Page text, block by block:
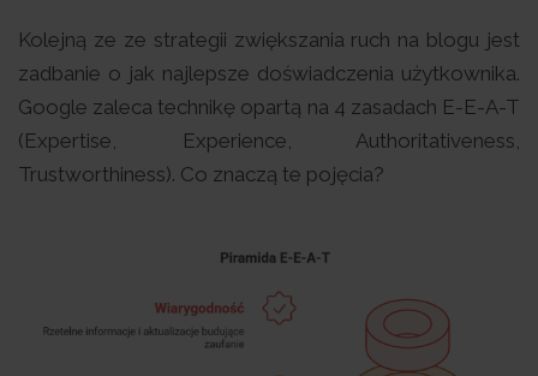
Kolejną ze ze strategii zwiększania ruch na blogu jest
zadbanie o jak najlepsze doświadczenia użytkownika.
Google zaleca technikę opartą na 4 zasadach E-E-A-T
(Expertise, Experience, Authoritativeness,
Trustworthiness). Co znaczą te pojęcia?